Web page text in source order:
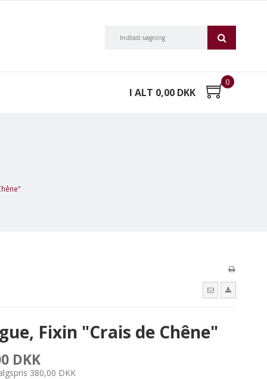
I ALT 0,00 DKK
0
Fixin "Crais de Chêne"
DKK
380,00 DKK